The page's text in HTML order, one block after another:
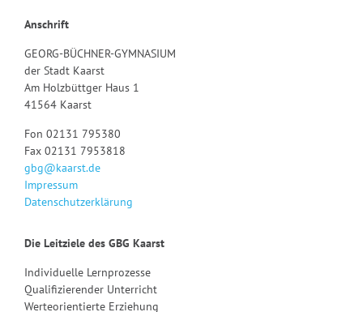
Anschrift
GEORG-BÜCHNER-GYMNASIUM
der Stadt Kaarst
Am Holzbüttger Haus 1
41564 Kaarst
Fon 02131 795380
Fax 02131 7953818
gbg@kaarst.de
Impressum
Datenschutzerklärung
Die Leitziele des GBG Kaarst
Individuelle Lernprozesse
Qualifizierender Unterricht
Werteorientierte Erziehung